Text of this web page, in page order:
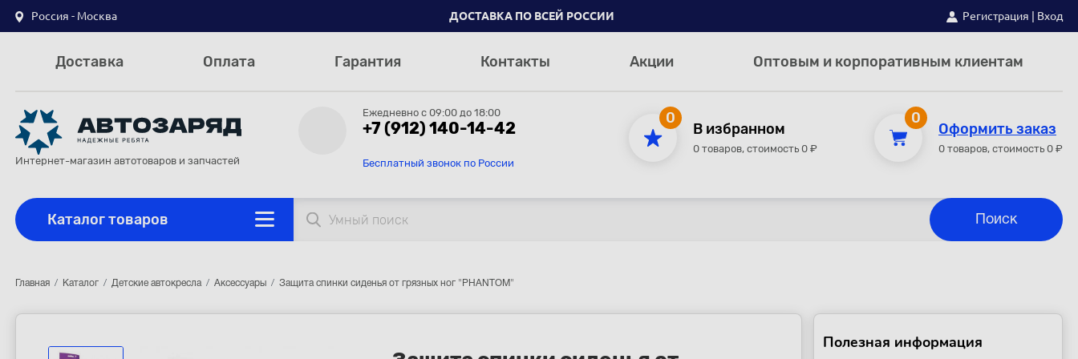
Россия - Москва ДОСТАВКА ПО ВСЕЙ РОССИИ Регистрация Вход
Доставка Оплата Гарантия Контакты Акции Оптовым и корпоративным клиентам
Интернет-магазин автотоваров и запчастей
Ежедневно с 09:00 до 18:00
+7 (912) 140-14-42
Бесплатный звонок по России
0
В избранном
0 товаров, стоимость 0 ₽
0
Оформить заказ
0 товаров, стоимость 0 ₽
Каталог товаров
Главная Каталог Детские автокресла Аксессуары Защита спинки сиденья от грязных ног "PHANTOM"
Полезная информация